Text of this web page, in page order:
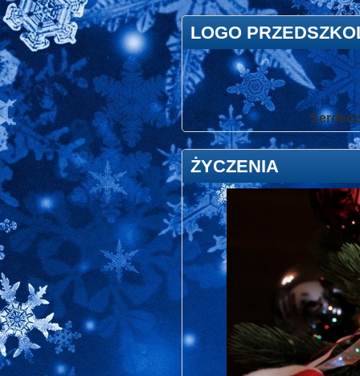
LOGO
ŻYCZENIA